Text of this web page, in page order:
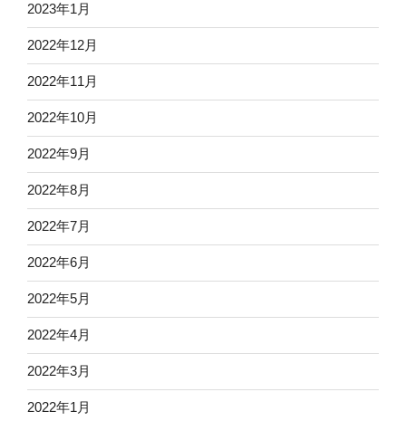
2023年1月
2022年12月
2022年11月
2022年10月
2022年9月
2022年8月
2022年7月
2022年6月
2022年5月
2022年4月
2022年3月
2022年1月